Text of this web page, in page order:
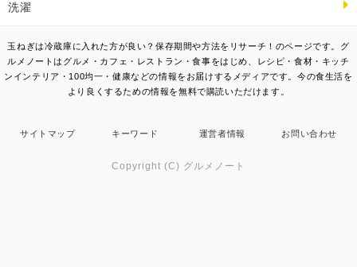
洗濯
玉ねぎは冷蔵庫に入れた方が良い？保存期間や方法をリサーチ！のページです。グ
ルメノートはグルメ・カフェ・レストラン・食事をはじめ、レシピ・食材・キッチ
ンインテリア・100均一・健康などの情報をお届けするメディアです。今の食生活を
より良くするための情報を無料で購読いただけます。
サイトマップ キーワード 運営者情報 お問い合わせ
Copyright (C) グルメノート